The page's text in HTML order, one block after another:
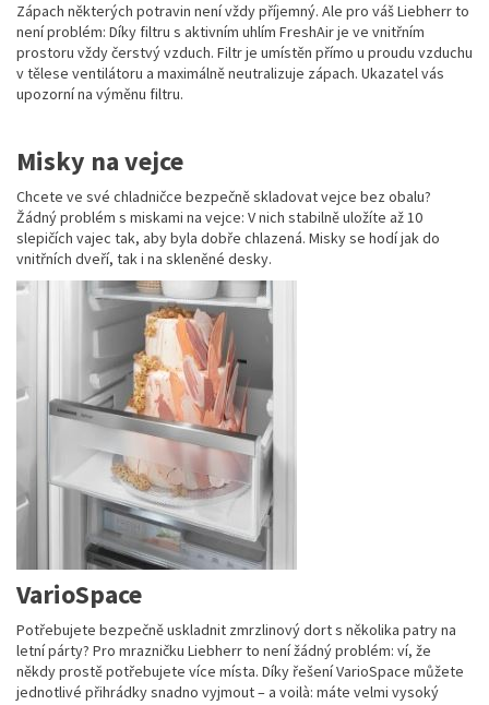
Zápach některých potravin není vždy příjemný. Ale pro váš Liebherr to
není problém: Díky filtru s aktivním uhlím FreshAir je ve vnitřním
prostoru vždy čerstvý vzduch. Filtr je umístěn přímo u proudu vzduchu
v tělese ventilátoru a maximálně neutralizuje zápach. Ukazatel vás
upozorní na výměnu filtru.
Misky na vejce
Chcete ve své chladničce bezpečně skladovat vejce bez obalu?
Žádný problém s miskami na vejce: V nich stabilně uložíte až 10
slepičích vajec tak, aby byla dobře chlazená. Misky se hodí jak do
vnitřních dveří, tak i na skleněné desky.
VarioSpace
Potřebujete bezpečně uskladnit zmrzlinový dort s několika patry na
letní párty? Pro mrazničku Liebherr to není žádný problém: ví, že
někdy prostě potřebujete více místa. Díky řešení VarioSpace můžete
jednotlivé přihrádky snadno vyjmout – a voilà: máte velmi vysoký